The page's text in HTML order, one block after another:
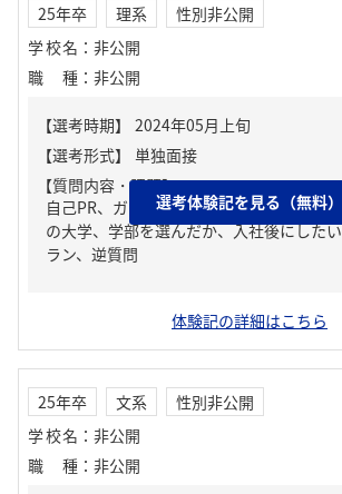
25年卒 理系
性別非公開
学校名 ： 非公開
職種 ： 非公開
【質問内容・課題】
自己PR、ガクチカ（学生時代に力を入れ
の大学、学部を選んだか、入社後にした
ラン、逆質問
選考体験記を見る（無料）
体験記の詳細はこちら
25年卒 文系
性別非公開
学校名 ： 非公開
職種 ： 非公開